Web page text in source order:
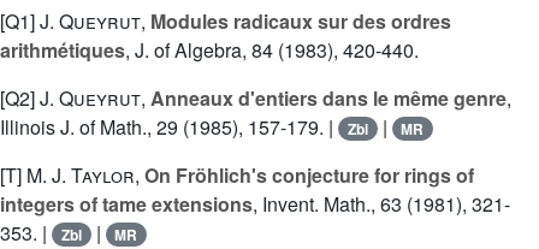
[Q1]J. Queyrut, Modules radicaux sur des ordres
arithmétiques, J. of Algebra, 84 (1983), 420-440.
[Q2]J. Queyrut, Anneaux d'entiers dans le même genre,
Illinois J. of Math., 29 (1985), 157-179. |
Zbl | MR
[T] M. J. Taylor, On Fröhlich's conjecture for rings of
integers of tame extensions, Invent. Math., 63 (1981), 321-
353. |
Zbl | MR